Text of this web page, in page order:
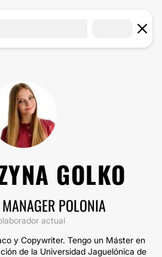
GOLKO
POLONIA
actual
y Copywriter. Tengo un Máster en
de la Universidad Jaguelónica de